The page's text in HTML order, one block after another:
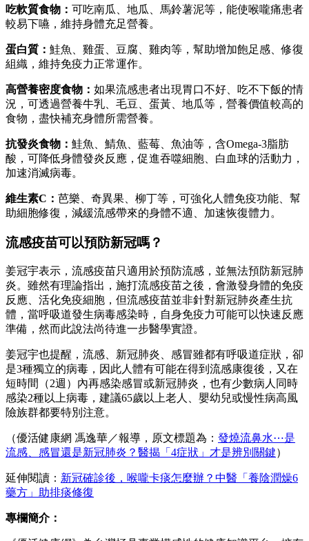
吃軟質食物： 可吃南瓜、地瓜、馬鈴薯泥等，能使喉嚨痛患者
較易下嚥，維持身體充足營養。
蛋白質： 鮭魚、雞蛋、豆腐、雞肉等，幫助增加飽足感、修復
組織，維持免疫力正常運作。
高營養密度食物： 如果流感患者出現胃口不好、吃不下飯的情
況，可透過營養牛乳、毛豆、蛋黃、地瓜等，營養價值較高的
食物，盡快補充身體所需營養。
抗發炎食物： 鮭魚、鯖魚、藍莓、魚油等，含Omega-3脂肪
酸，可降低身體發炎反應，促進吞噬細胞、白血球的活動力，
加速消滅病毒。
維生素C： 芭樂、奇異果、柳丁等，可強化人體免疫功能、幫
助細胞修復，減緩流感帶來的身體不適、加速恢復體力。
流感疫苗可以預防新冠嗎？
姜冠宇表示，流感疫苗只適用於預防流感，並無法預防新冠肺
炎。雖然有理論指出，施打流感疫苗之後，會激發身體的免疫
反應、活化免疫細胞，但流感疫苗並非針對新冠肺炎產生抗
體，當呼吸道發生病毒感染時，自身免疫力可能可以快速反應
準備，然而此說法尚待進一步醫學實證。
姜冠宇也提醒，流感、新冠肺炎、感冒雖都有呼吸道症狀，卻
是3種獨立的病毒，因此人體有可能在得到流感康復後，又在
短時間（2週）內再感染感冒或新冠肺炎，也有少數病人同時
感染2種以上病毒，建議65歲以上老人、嬰幼兒或慢性病高風
險族群都要特別注意。
（優活健康網 馮逸華／報導，原文標題為： 發燒流鼻水⋯是
流感、感冒還是新冠肺炎？醫揭「4症狀」才是辨別關鍵）
延伸閱讀： 新冠確診後，喉嚨卡痰怎麼辦？中醫「養陰潤燥6
藥方」助排痰修復
專欄簡介：